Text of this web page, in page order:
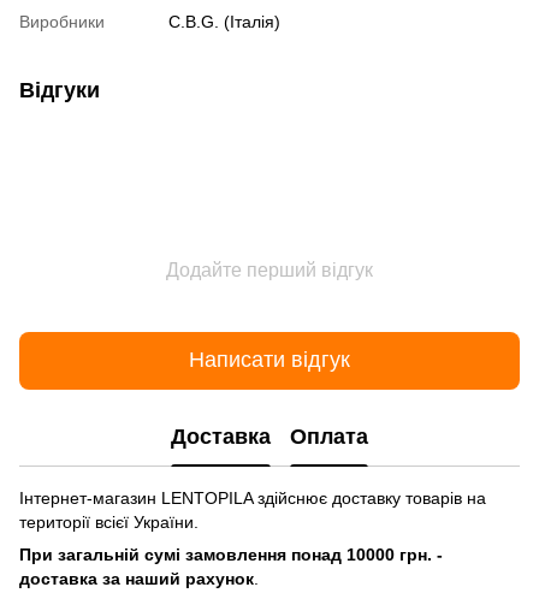
Виробники
C.B.G. (Італія)
Відгуки
Додайте перший відгук
Написати відгук
Доставка Оплата
Інтернет-магазин LENTOPILA здійснює доставку товарів на
території всієї України.
При загальній сумі замовлення понад 10000 грн. -
доставка за наший рахунок